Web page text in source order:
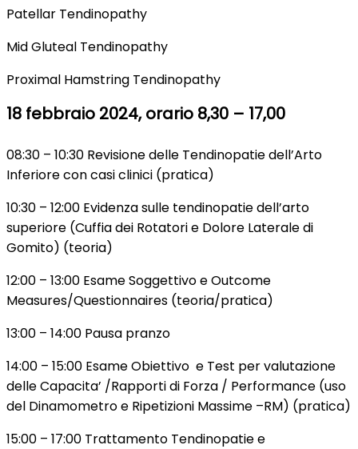
Patellar Tendinopathy
Mid Gluteal Tendinopathy
Proximal Hamstring Tendinopathy
18 febbraio 2024, orario 8,30 – 17,00
08:30 – 10:30 Revisione delle Tendinopatie dell’Arto
Inferiore con casi clinici (pratica)
10:30 – 12:00 Evidenza sulle tendinopatie dell’arto
superiore (Cuffia dei Rotatori e Dolore Laterale di
Gomito) (teoria)
12:00 – 13:00 Esame Soggettivo e Outcome
Measures/Questionnaires (teoria/pratica)
13:00 – 14:00 Pausa pranzo
14:00 – 15:00 Esame Obiettivo e Test per valutazione
delle Capacita’ /Rapporti di Forza / Performance (uso
del Dinamometro e Ripetizioni Massime –RM) (pratica)
15:00 – 17:00 Trattamento Tendinopatie e